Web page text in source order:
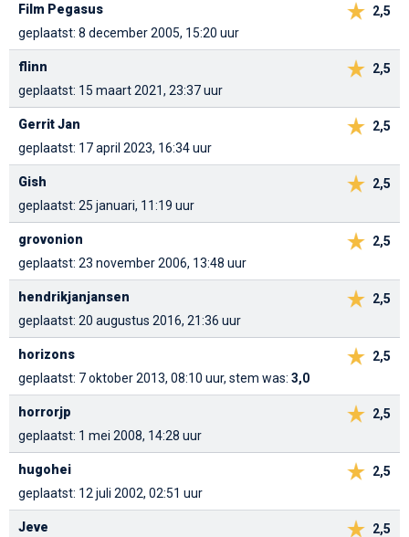
2,5
Film Pegasus
geplaatst: 8 december 2005, 15:20 uur
2,5
flinn
geplaatst: 15 maart 2021, 23:37 uur
2,5
Gerrit Jan
geplaatst: 17 april 2023, 16:34 uur
2,5
Gish
geplaatst: 25 januari, 11:19 uur
2,5
grovonion
geplaatst: 23 november 2006, 13:48 uur
2,5
hendrikjanjansen
geplaatst: 20 augustus 2016, 21:36 uur
2,5
horizons
geplaatst: 7 oktober 2013, 08:10 uur, stem was: 3,0
2,5
horrorjp
geplaatst: 1 mei 2008, 14:28 uur
2,5
hugohei
geplaatst: 12 juli 2002, 02:51 uur
2,5
Jeve